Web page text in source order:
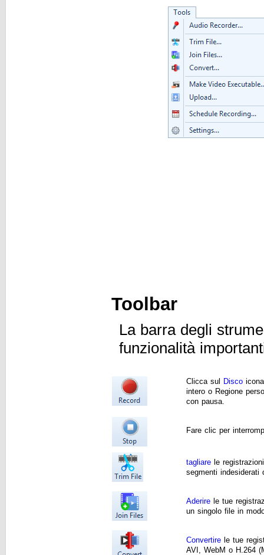
Toolbar
La barra degli
funzionalità
Clicca sul Disco
intero o Regione
con pausa.
Fare clic per
tagliare le
segmenti
Aderire le tue
un singolo file in
Convertire le tue
AVI, WebM o H.264